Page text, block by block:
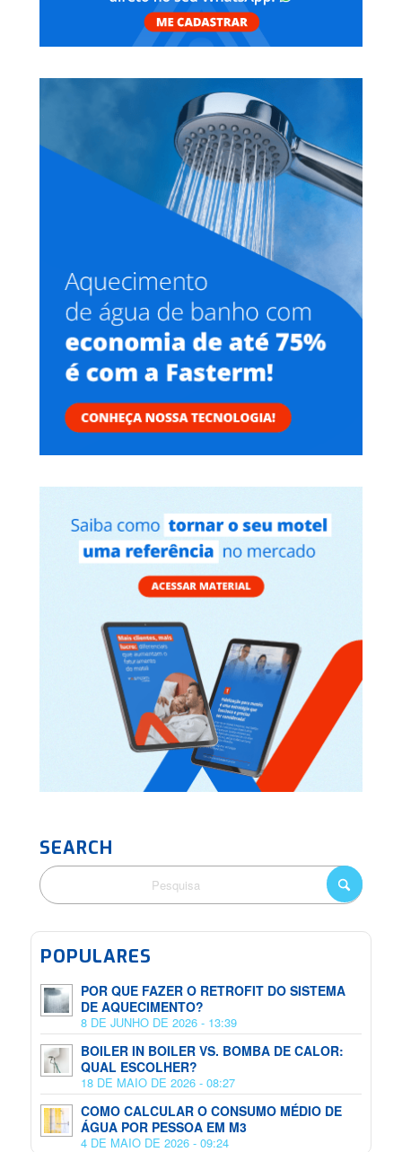
SEARCH
POPULARES
POR QUE FAZER O RETROFIT DO SISTEMA
DE AQUECIMENTO?
8 DE JUNHO DE 2026 - 13:39
BOILER IN BOILER VS. BOMBA DE CALOR:
QUAL ESCOLHER?
18 DE MAIO DE 2026 - 08:27
COMO CALCULAR O CONSUMO MÉDIO DE
ÁGUA POR PESSOA EM M3
4 DE MAIO DE 2026 - 09:24